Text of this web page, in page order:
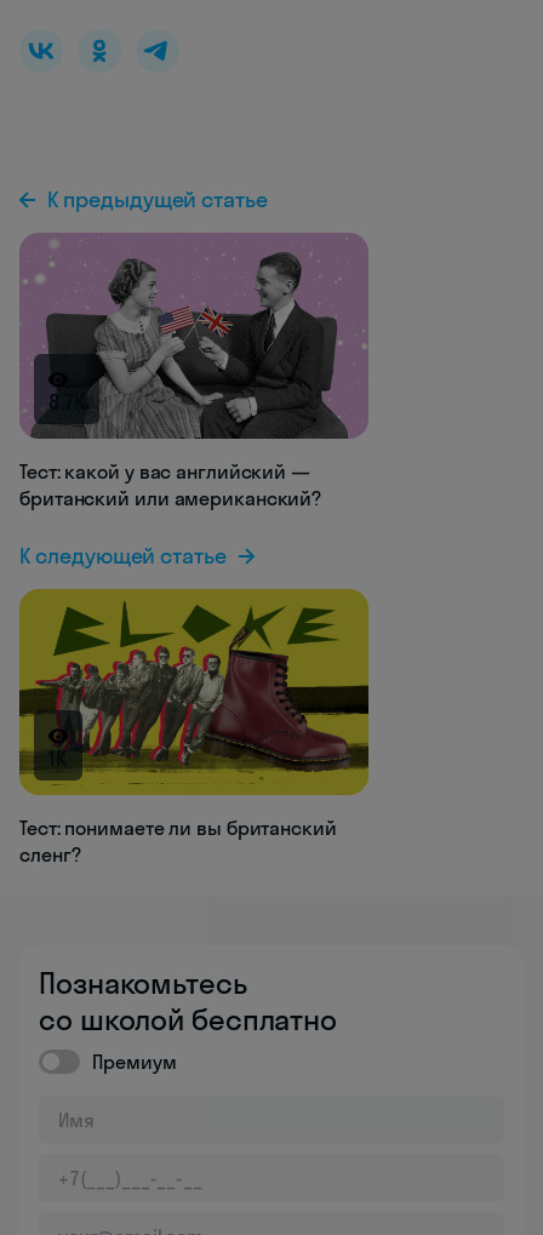
К предыдущей статье
8.7K
Тест: какой у вас английский —
британский или американский?
К следующей статье
1K
Тест: понимаете ли вы британский
сленг?
Познакомьтесь
со школой бесплатно
Премиум